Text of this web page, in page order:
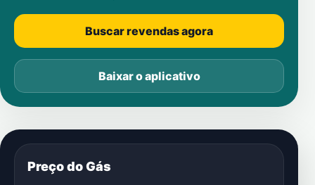
Buscar revendas agora
Baixar o aplicativo
Preço do Gás